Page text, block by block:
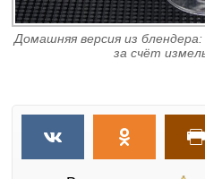
Домашняя версия из
за счёт